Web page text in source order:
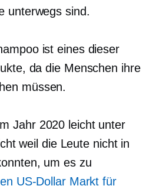
unterwegs sind.
ist eines dieser
da die Menschen ihre
müssen.
Jahr 2020 leicht unter
weil die Leute nicht in
um es zu
US-Dollar Markt für